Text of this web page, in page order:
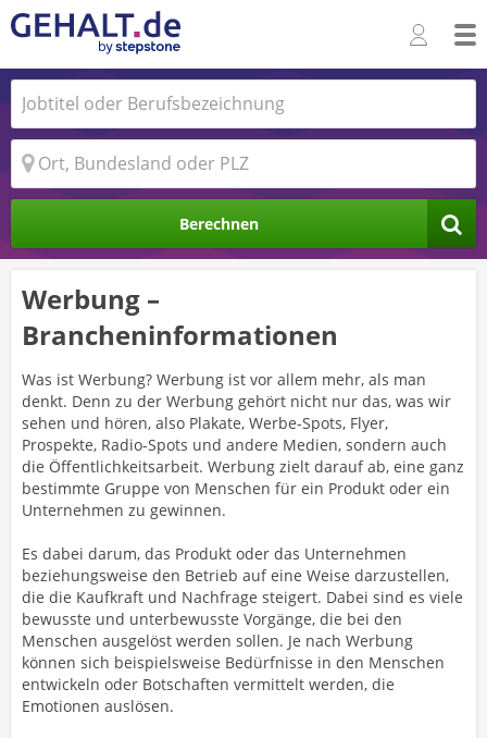
Berechnen
Werbung –
Brancheninformationen
Was ist Werbung? Werbung ist vor allem mehr, als man
denkt. Denn zu der Werbung gehört nicht nur das, was wir
sehen und hören, also Plakate, Werbe-Spots, Flyer,
Prospekte, Radio-Spots und andere Medien, sondern auch
die Öffentlichkeitsarbeit. Werbung zielt darauf ab, eine ganz
bestimmte Gruppe von Menschen für ein Produkt oder ein
Unternehmen zu gewinnen.
Es dabei darum, das Produkt oder das Unternehmen
beziehungsweise den Betrieb auf eine Weise darzustellen,
die die Kaufkraft und Nachfrage steigert. Dabei sind es viele
bewusste und unterbewusste Vorgänge, die bei den
Menschen ausgelöst werden sollen. Je nach Werbung
können sich beispielsweise Bedürfnisse in den Menschen
entwickeln oder Botschaften vermittelt werden, die
Emotionen auslösen.